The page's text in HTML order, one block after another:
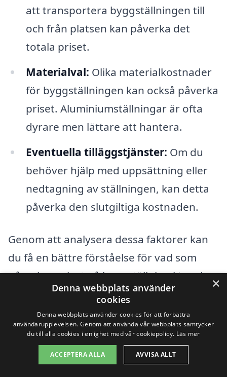
att transportera byggställningen till
och från platsen kan påverka det
totala priset.
Materialval: Olika materialkostnader
för byggställningen kan också påverka
priset. Aluminiumställningar är ofta
dyrare men lättare att hantera.
Eventuella tilläggstjänster: Om du
behöver hjälp med uppsättning eller
nedtagning av ställningen, kan detta
påverka den slutgiltiga kostnaden.
Genom att analysera dessa faktorer kan
du få en bättre förståelse för vad som
påverkar priset på byggställning i Lund.
Det är också en god idé att jämföra olika
företag och deras erbjudanden. Använd
vår plattform för att enkelt få in flera
offerter från olika professionella aktörer,
så att du kan fatta ett informerat beslut.
×
Denna webbplats använder
cookies
Denna webbplats använder cookies för att förbättra
användarupplevelsen. Genom att använda vår webbplats samtycker
du till alla cookies i enlighet med vår cookiepolicy. Läs mer
ACCEPTERA ALLA AVVISA ALLT